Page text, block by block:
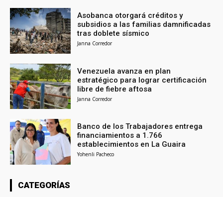
Asobanca otorgará créditos y
subsidios a las familias damnificadas
tras doblete sísmico
Janna Corredor
Venezuela avanza en plan
estratégico para lograr certificación
libre de fiebre aftosa
Janna Corredor
Banco de los Trabajadores entrega
financiamientos a 1.766
establecimientos en La Guaira
Yohenli Pacheco
CATEGORÍAS